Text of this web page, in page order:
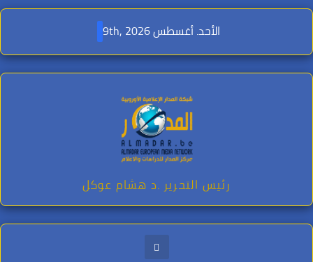
Skip
content
الأحد. أغسطس 9th, 2026
رئيس التحرير .د هشام عوكل